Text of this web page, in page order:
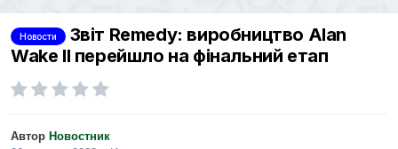
Новости
Звіт Remedy: виробництво Alan
Wake II перейшло на фінальний етап
Автор Новостник